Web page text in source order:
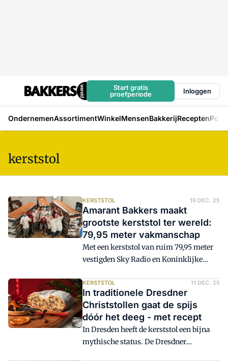
Start gratis
proefperiode
Inloggen
OndernemenAssortimentWinkelMensenBakkerijRecepten
kerststol
KERSTSTOL 19 DEC. 25
Amarant Bakkers maakt
grootste kerststol ter wereld:
79,95 meter vakmanschap
Met een kerststol van ruim 79,95 meter
vestigden Sky Radio en Koninklijke
stol werd niet alleen opgenomen in het
Guinness Book of World Records, maar
volledig gedoneerd aan de Voedselbank.
De reusachtige stol bevatte onder meer
112 kilo bloem, 25 liter gist, 4,6 kilo melk
en 3,5 kilo eieren.
KERSTSTOL 11 DEC. 25
In traditionele Dresdner
Christstollen gaat de spijs
dóór het deeg - met recept
In Dresden heeft de kerststol een bijna
mythische status. De Dresdner